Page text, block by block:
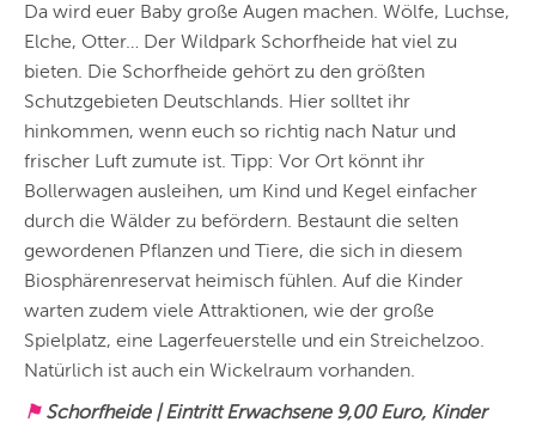
Da wird euer Baby große Augen machen. Wölfe, Luchse,
Elche, Otter… Der Wildpark Schorfheide hat viel zu
bieten. Die Schorfheide gehört zu den größten
Schutzgebieten Deutschlands. Hier solltet ihr
hinkommen, wenn euch so richtig nach Natur und
frischer Luft zumute ist. Tipp: Vor Ort könnt ihr
Bollerwagen ausleihen, um Kind und Kegel einfacher
durch die Wälder zu befördern. Bestaunt die selten
gewordenen Pflanzen und Tiere, die sich in diesem
Biosphärenreservat heimisch fühlen. Auf die Kinder
warten zudem viele Attraktionen, wie der große
Spielplatz, eine Lagerfeuerstelle und ein Streichelzoo.
Natürlich ist auch ein Wickelraum vorhanden.
⚑ Schorfheide | Eintritt Erwachsene 9,00 Euro, Kinder